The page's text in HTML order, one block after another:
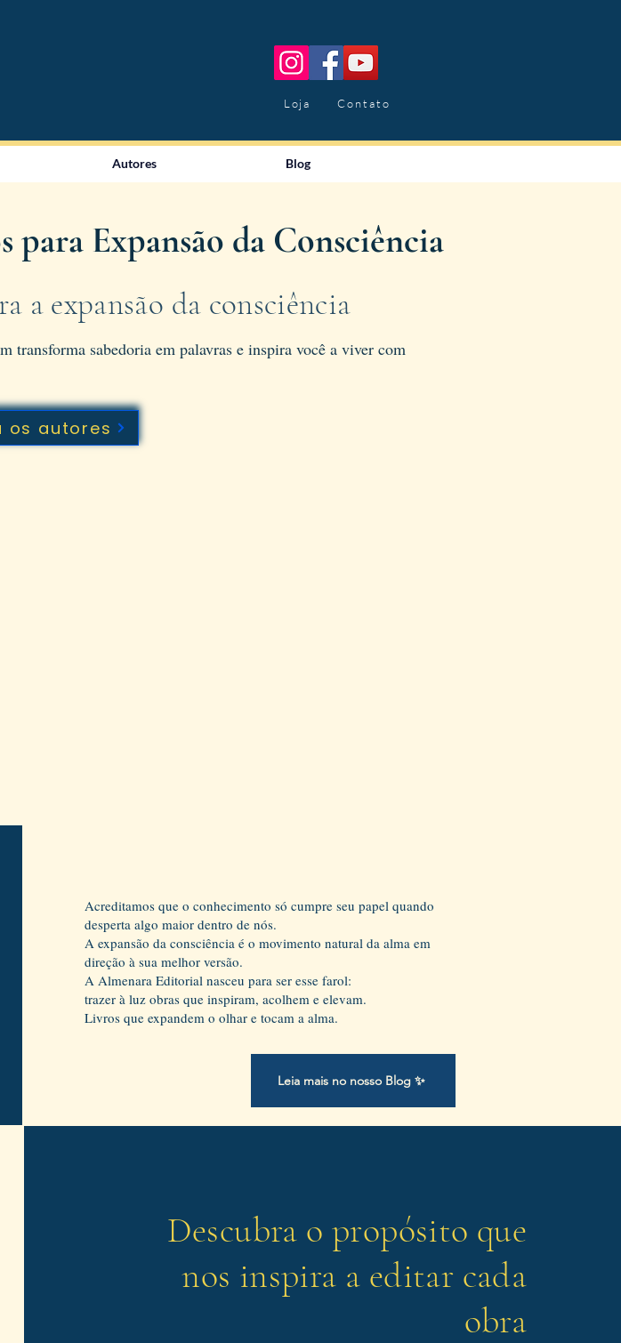
Loja Contato
Autores Blog
Expansão da Consciência
a expansão da consciência
transforma sabedoria em palavras e inspira você a viver com
os autores
Acreditamos que o conhecimento só cumpre seu papel quando
desperta algo maior dentro de nós.
A expansão da consciência é o movimento natural da alma em
direção à sua melhor versão.
A Almenara Editorial nasceu para ser esse farol:
trazer à luz obras que inspiram, acolhem e elevam.
Livros que expandem o olhar e tocam a alma.
Leia mais no nosso Blog ✨
Descubra o propósito que
nos inspira a editar cada
obra